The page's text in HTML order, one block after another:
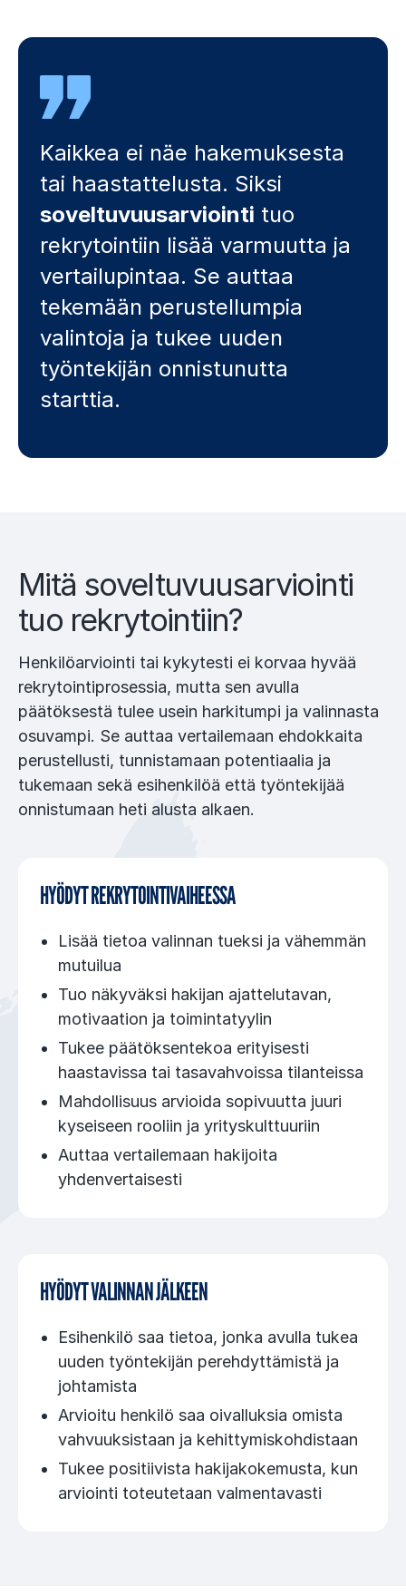
Kaikkea ei näe hakemuksesta
tai haastattelusta. Siksi
soveltuvuusarviointi tuo
rekrytointiin lisää varmuutta ja
vertailupintaa. Se auttaa
tekemään perustellumpia
valintoja ja tukee uuden
työntekijän onnistunutta
starttia.
Mitä soveltuvuusarviointi
tuo rekrytointiin?
Henkilöarviointi tai kykytesti ei korvaa hyvää
rekrytointiprosessia, mutta sen avulla
päätöksestä tulee usein harkitumpi ja valinnasta
osuvampi. Se auttaa vertailemaan ehdokkaita
perustellusti, tunnistamaan potentiaalia ja
tukemaan sekä esihenkilöä että työntekijää
onnistumaan heti alusta alkaen.
HYÖDYT REKRYTOINTIVAIHEESSA
Lisää tietoa valinnan tueksi ja vähemmän
mutuilua
Tuo näkyväksi hakijan ajattelutavan,
motivaation ja toimintatyylin
Tukee päätöksentekoa erityisesti
haastavissa tai tasavahvoissa tilanteissa
Mahdollisuus arvioida sopivuutta juuri
kyseiseen rooliin ja yrityskulttuuriin
Auttaa vertailemaan hakijoita
yhdenvertaisesti
HYÖDYT VALINNAN JÄLKEEN
Esihenkilö saa tietoa, jonka avulla tukea
uuden työntekijän perehdyttämistä ja
johtamista
Arvioitu henkilö saa oivalluksia omista
vahvuuksistaan ja kehittymiskohdistaan
Tukee positiivista hakijakokemusta, kun
arviointi toteutetaan valmentavasti